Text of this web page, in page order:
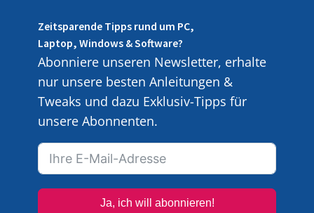
Zeitsparende Tipps rund um PC,
Laptop, Windows & Software?
Abonniere unseren Newsletter, erhalte
nur unsere besten Anleitungen &
Tweaks und dazu Exklusiv-Tipps für
unsere Abonnenten.
Ja, ich will abonnieren!